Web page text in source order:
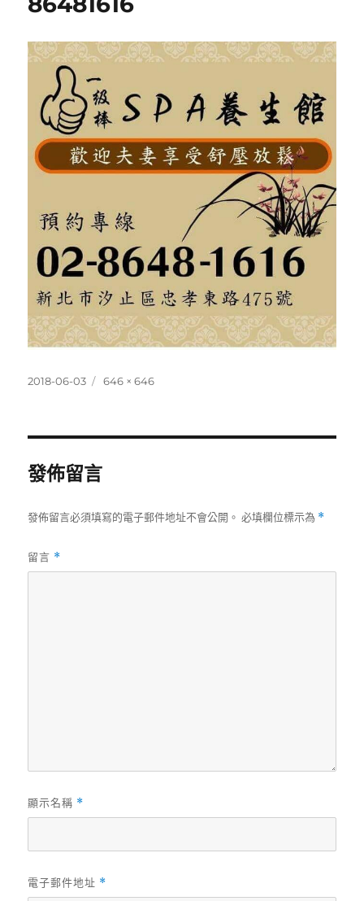
發
2018-06-03
完
646 × 646
發佈留言
發佈留言必須填寫的電子郵件地址不會公開。 必填欄位標示為 *
留言 *
顯示名稱 *
電子郵件地址 *